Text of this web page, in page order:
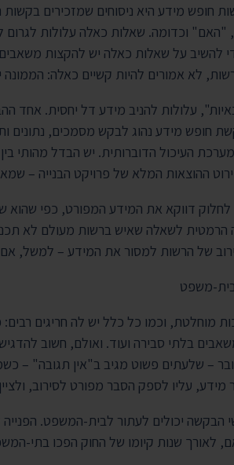
חופש מידע היא ניסוחים שמזכירים
וכדומה. שאלות כאלה עלולות לגרום
להשיב על שאלות כאלה יש להקצות
לא אמורים להיות קשיים כאלה: הממונה
עלולות להניב מידע דל יחסית. אחד
חופש מידע נהוג לבקש מסמכים, נתונים
העיכול הדוברותית. יש הבדל מהותי
ההוצאות המלא של פרויקט הבנייה –
לחלוק דווקא את המידע המפורט, כפי
הרמטית לשאלה שאיש ברשות מעולם לא
של הרשות למסור את המידע – למשל,
משפט
מוחלטת, וכמו כל כלל יש לה חריגים
בלתי סבירה ועוד. ואולם, חשוב
– שלעתים פשוט מגיב ב"אין תגובה" –
עליו לספק הסבר מפורט לסירוב,
הבקשה יכולים לעתור לבית-המשפט.
לאורך שנות קיומו של החוק הפכו בתי-